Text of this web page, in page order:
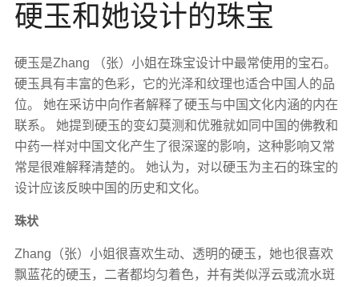
硬玉和她设计的珠宝
硬玉是Zhang （张）小姐在珠宝设计中最常使用的宝石。
硬玉具有丰富的色彩，它的光泽和纹理也适合中国人的品
位。 她在采访中向作者解释了硬玉与中国文化内涵的内在
联系。 她提到硬玉的变幻莫测和优雅就如同中国的佛教和
中药一样对中国文化产生了很深邃的影响，这种影响又常
常是很难解释清楚的。 她认为，对以硬玉为主石的珠宝的
设计应该反映中国的历史和文化。
珠状
Zhang（张）小姐很喜欢生动、透明的硬玉，她也很喜欢
飘蓝花的硬玉，二者都均匀着色，并有类似浮云或流水斑